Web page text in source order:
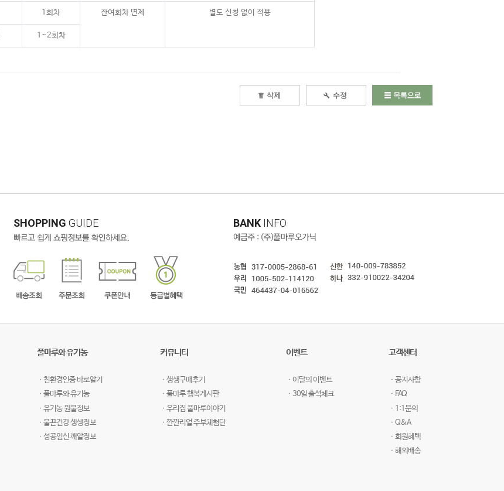
1회차 잔여회차 면제 별도 신청 없이 적용
1~2회차
SHOPPING GUIDE BANK INFO
풀마루와 유기농
ㆍ친환경인증 바로알기
ㆍ풀마루와 유기농
ㆍ유기농 원물정보
ㆍ불끈건강 생생정보
ㆍ성공임신 깨알정보
커뮤니티
ㆍ생생구매후기
ㆍ풀마루 행복게시판
ㆍ우리집 풀마루이야기
ㆍ깐깐리얼 주부체험단
이벤트
ㆍ이달의 이벤트
ㆍ30일 출석체크
고객센터
ㆍ공지사항
ㆍFAQ
ㆍ1:1문의
ㆍQ&A
ㆍ회원혜택
ㆍ해외배송